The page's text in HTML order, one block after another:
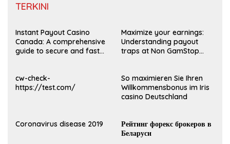
TERKINI
Instant Payout Casino
Canada: A comprehensive
guide to secure and fast
Maximize your earnings:
Understanding payout
traps at Non GamStop
cw-check-
https://test.com/
So maximieren Sie Ihren
Willkommensbonus im Iris
casino Deutschland
Coronavirus disease 2019
Рейтинг форекс брокеров в
Беларуси